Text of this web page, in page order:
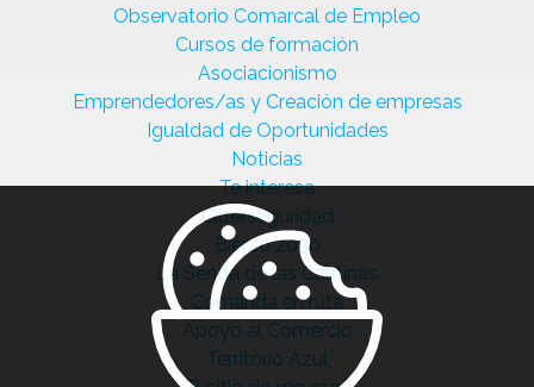
Observatorio Comarcal de Empleo
Cursos de formación
Asociacionismo
Emprendedores/as y Creación de empresas
Igualdad de Oportunidades
Noticias
Te interesa
Ciberseguridad
Bierzo 2030
La Senda de las Cantinas
Comanda en ruta
Apoyo al Comercio
Territorio Azul